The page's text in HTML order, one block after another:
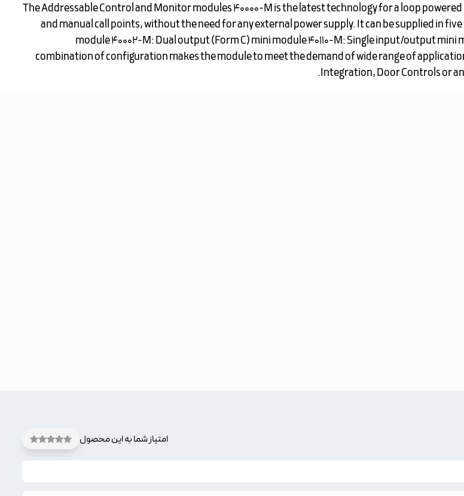
The Addressable Control and Monitor modules 40000-M is the latest technology for a loop
and manual call points, without the need for any external power supply. It can be supplied in
module 40002-M: Dual output (Form C) mini module 40110-M: Single input/output
combination of configuration makes the module to meet the demand of wide range of
Integration, Door Controls or
امتیاز شما به این محصول